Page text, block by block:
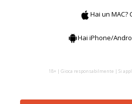
Hai un MAC?
Hai iPhone/
18+ | Gioca responsabilmente | Si